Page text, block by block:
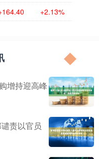
+2.13%
增持迎高峰
责以官员